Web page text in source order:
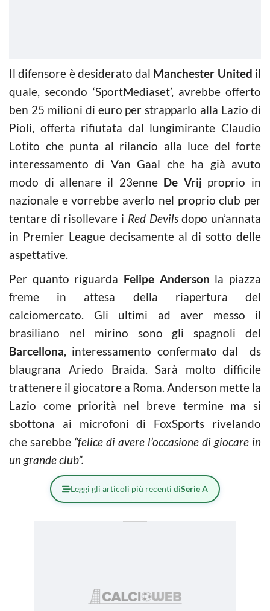
Il difensore è desiderato dal Manchester United il
quale, secondo ‘SportMediaset’, avrebbe offerto
ben 25 milioni di euro per strapparlo alla Lazio di
Pioli, offerta rifiutata dal lungimirante Claudio
Lotito che punta al rilancio alla luce del forte
interessamento di Van Gaal che ha già avuto
modo di allenare il 23enne De Vrij proprio in
nazionale e vorrebbe averlo nel proprio club per
tentare di risollevare i Red Devilsdopo un’annata
in Premier League decisamente al di sotto delle
aspettative.
Per quanto riguarda Felipe Anderson la piazza
freme in attesa della riapertura del
calciomercato. Gli ultimi ad aver messo il
brasiliano nel mirino sono gli spagnoli del
Barcellona, interessamento confermato dal ds
blaugrana Ariedo Braida. Sarà molto difficile
trattenere il giocatore a Roma. Anderson mette la
Lazio come priorità nel breve termine ma si
sbottona ai microfoni di FoxSports rivelando
che sarebbe “felice di avere l’occasione di giocare in
un grande club”.
Leggi gli articoli più recenti diSerie A